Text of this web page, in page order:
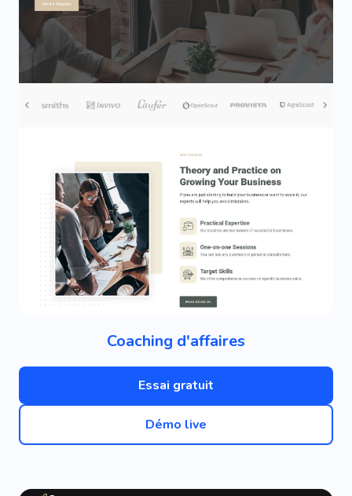
Coaching d'affaires
Essai gratuit
Démo live